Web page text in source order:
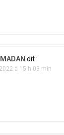
dit :
à 15 h 03 min